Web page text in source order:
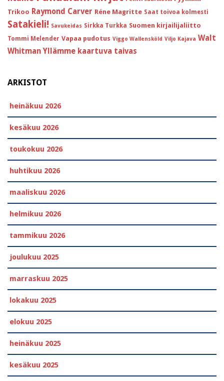
Trikoo Raymond Carver Réne Magritte Saat toivoa kolmesti
Satakieli! Savukeidas Sirkka Turkka Suomen kirjailijaliitto
Tommi Melender Vapaa pudotus Viggo Wallensköld Viljo Kajava Walt
Whitman Yllämme kaartuva taivas
ARKISTOT
heinäkuu 2026
kesäkuu 2026
toukokuu 2026
huhtikuu 2026
maaliskuu 2026
helmikuu 2026
tammikuu 2026
joulukuu 2025
marraskuu 2025
lokakuu 2025
elokuu 2025
heinäkuu 2025
kesäkuu 2025